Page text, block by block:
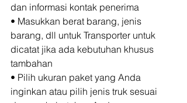
dan informasi kontak penerima
• Masukkan berat barang, jenis
barang, dll untuk Transporter untuk
dicatat jika ada kebutuhan khusus
tambahan
• Pilih ukuran paket yang Anda
inginkan atau pilih jenis truk sesuai